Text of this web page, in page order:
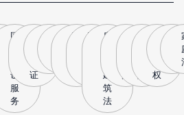
国
证
服
务
海
牙
公
证
家
庭
法
抚
养
权
离
请
财
房
建
筑
法
房
户
法
解
知
识
产
权